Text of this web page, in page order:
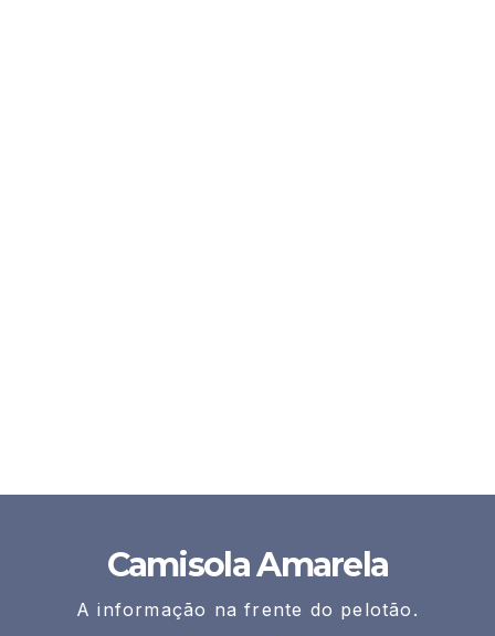
Camisola Amarela
A informação na frente do pelotão.